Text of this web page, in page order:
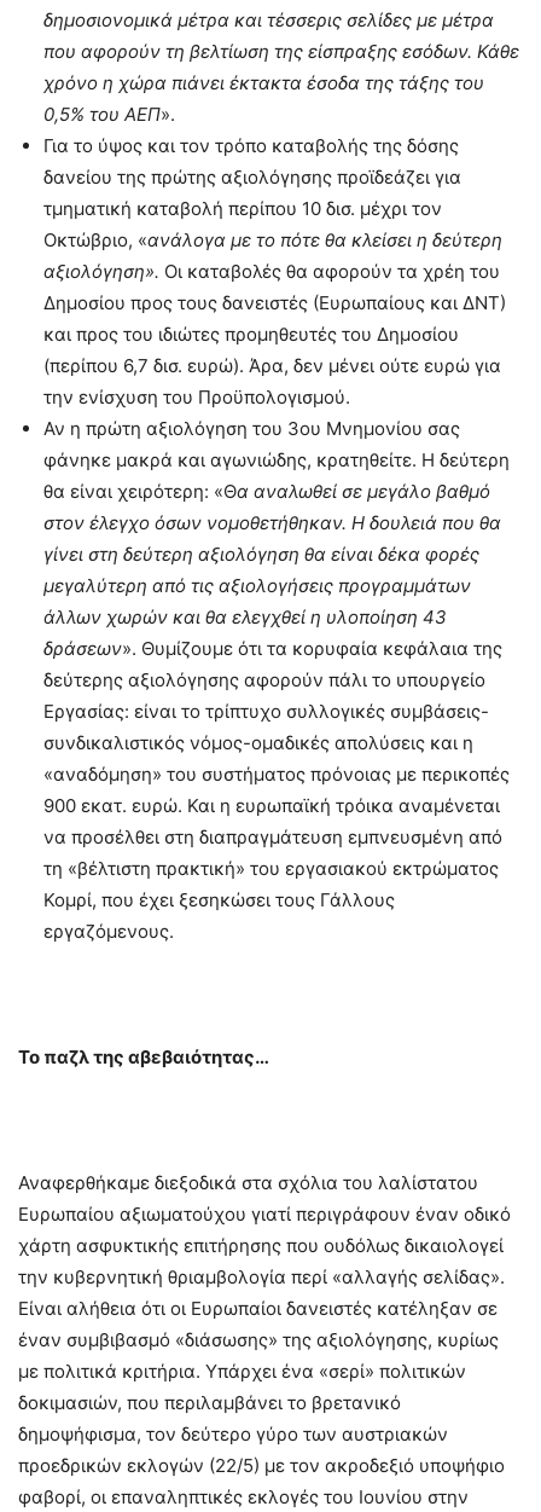
δημοσιονομικά μέτρα και τέσσερις σελίδες με μέτρα
που αφορούν τη βελτίωση της είσπραξης εσόδων. Κάθε
χρόνο η χώρα πιάνει έκτακτα έσοδα της τάξης του
0,5% του ΑΕΠ».
Για το ύψος και τον τρόπο καταβολής της δόσης
δανείου της πρώτης αξιολόγησης προϊδεάζει για
τμηματική καταβολή περίπου 10 δισ. μέχρι τον
Οκτώβριο, «ανάλογα με το πότε θα κλείσει η δεύτερη
αξιολόγηση». Οι καταβολές θα αφορούν τα χρέη του
Δημοσίου προς τους δανειστές (Ευρωπαίους και ΔΝΤ)
και προς του ιδιώτες προμηθευτές του Δημοσίου
(περίπου 6,7 δισ. ευρώ). Άρα, δεν μένει ούτε ευρώ για
την ενίσχυση του Προϋπολογισμού.
Αν η πρώτη αξιολόγηση του 3ου Μνημονίου σας
φάνηκε μακρά και αγωνιώδης, κρατηθείτε. Η δεύτερη
θα είναι χειρότερη: «Θα αναλωθεί σε μεγάλο βαθμό
στον έλεγχο όσων νομοθετήθηκαν. Η δουλειά που θα
γίνει στη δεύτερη αξιολόγηση θα είναι δέκα φορές
μεγαλύτερη από τις αξιολογήσεις προγραμμάτων
άλλων χωρών και θα ελεγχθεί η υλοποίηση 43
δράσεων». Θυμίζουμε ότι τα κορυφαία κεφάλαια της
δεύτερης αξιολόγησης αφορούν πάλι το υπουργείο
Εργασίας: είναι το τρίπτυχο συλλογικές συμβάσεις-
συνδικαλιστικός νόμος-ομαδικές απολύσεις και η
«αναδόμηση» του συστήματος πρόνοιας με περικοπές
900 εκατ. ευρώ. Και η ευρωπαϊκή τρόικα αναμένεται
να προσέλθει στη διαπραγμάτευση εμπνευσμένη από
τη «βέλτιστη πρακτική» του εργασιακού εκτρώματος
Κομρί, που έχει ξεσηκώσει τους Γάλλους
εργαζόμενους.
Το παζλ της αβεβαιότητας…
Αναφερθήκαμε διεξοδικά στα σχόλια του λαλίστατου
Ευρωπαίου αξιωματούχου γιατί περιγράφουν έναν οδικό
χάρτη ασφυκτικής επιτήρησης που ουδόλως δικαιολογεί
την κυβερνητική θριαμβολογία περί «αλλαγής σελίδας».
Είναι αλήθεια ότι οι Ευρωπαίοι δανειστές κατέληξαν σε
έναν συμβιβασμό «διάσωσης» της αξιολόγησης, κυρίως
με πολιτικά κριτήρια. Υπάρχει ένα «σερί» πολιτικών
δοκιμασιών, που περιλαμβάνει το βρετανικό
δημοψήφισμα, τον δεύτερο γύρο των αυστριακών
προεδρικών εκλογών (22/5) με τον ακροδεξιό υποψήφιο
φαβορί, οι επαναληπτικές εκλογές του Ιουνίου στην